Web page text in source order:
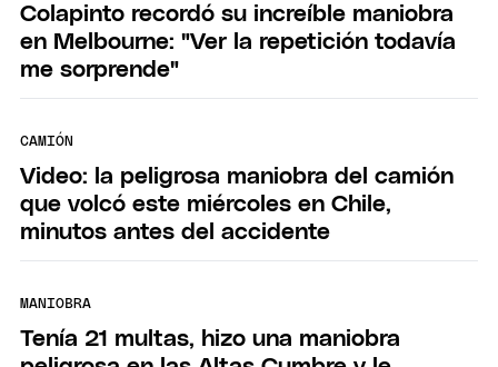
Colapinto recordó su increíble maniobra
en Melbourne: "Ver la repetición todavía
me sorprende"
CAMIÓN
Video: la peligrosa maniobra del camión
que volcó este miércoles en Chile,
minutos antes del accidente
MANIOBRA
Tenía 21 multas, hizo una maniobra